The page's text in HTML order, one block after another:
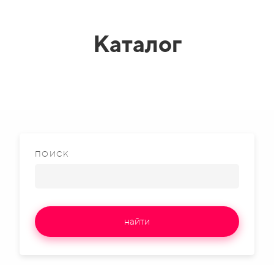
Каталог
ПОИСК
найти